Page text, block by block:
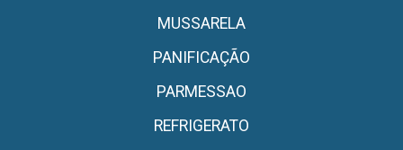
MUSSARELA
PANIFICAÇÃO
PARMESSAO
REFRIGERATO